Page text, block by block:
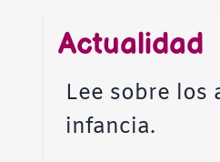
Actualidad
Lee sobre
infancia.